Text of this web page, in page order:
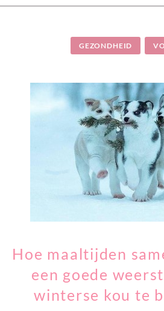
GEZONDHEID
Hoe maaltijden
een ​​goede
winterse kou te